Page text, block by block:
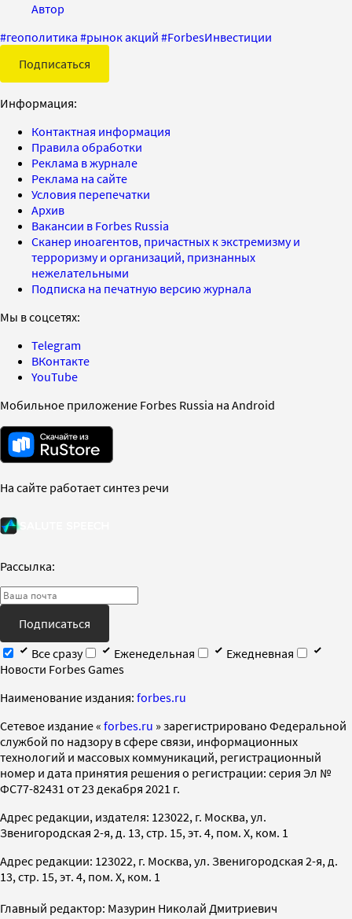
Автор
#геополитика #рынок акций #ForbesИнвестиции
Подписаться
Информация:
Контактная информация
Правила обработки
Реклама в журнале
Реклама на сайте
Условия перепечатки
Архив
Вакансии в Forbes Russia
Сканер иноагентов, причастных к экстремизму и
терроризму и организаций, признанных
нежелательными
Подписка на печатную версию журнала
Мы в соцсетях:
Telegram
ВКонтакте
YouTube
Мобильное приложение Forbes Russia на Android
На сайте работает синтез речи
Рассылка:
Подписаться
Все сразу
Еженедельная
Ежедневная
Новости Forbes Games
Наименование издания: forbes.ru
Cетевое издание « forbes.ru » зарегистрировано Федеральной
службой по надзору в сфере связи, информационных
технологий и массовых коммуникаций, регистрационный
номер и дата принятия решения о регистрации: серия Эл №
ФС77-82431 от 23 декабря 2021 г.
Адрес редакции, издателя: 123022, г. Москва, ул.
Звенигородская 2-я, д. 13, стр. 15, эт. 4, пом. X, ком. 1
Адрес редакции: 123022, г. Москва, ул. Звенигородская 2-я, д.
13, стр. 15, эт. 4, пом. X, ком. 1
Главный редактор: Мазурин Николай Дмитриевич